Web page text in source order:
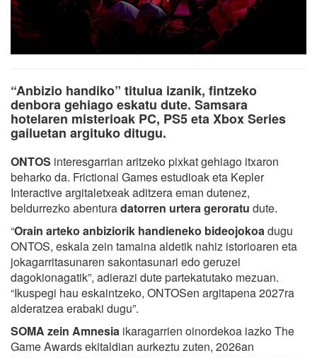
“Anbizio handiko” titulua izanik, fintzeko
denbora gehiago eskatu dute. Samsara
hotelaren misterioak PC, PS5 eta Xbox Series
gailuetan argituko ditugu.
ONTOS interesgarrian aritzeko pixkat gehiago itxaron
beharko da. Frictional Games estudioak eta Kepler
Interactive argitaletxeak aditzera eman dutenez,
beldurrezko abenturadatorren urtera geroratu dute.
“Orain arteko anbiziorik handieneko bideojokoadugu
ONTOS, eskala zein tamaina aldetik nahiz istorioaren eta
jokagarritasunaren sakontasunari edo geruzei
dagokionagatik”, adierazi dute partekatutako mezuan.
“Ikuspegi hau eskaintzeko, ONTOSen argitapena 2027ra
alderatzea erabaki dugu”.
SOMA zein Amnesia ikaragarrien oinordekoa iazko The
Game Awards ekitaldian aurkeztu zuten, 2026an